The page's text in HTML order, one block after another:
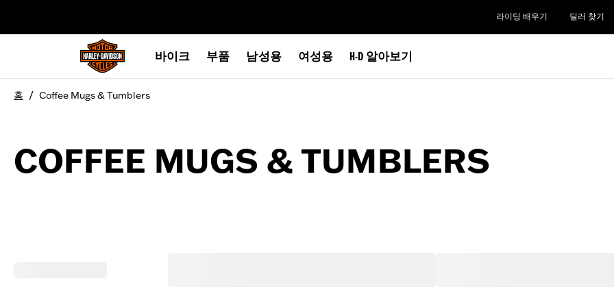
라이딩 배우기 딜러 찾기
바이크 부품 남성용 여성용 H-D 알아보기
홈 / Coffee Mugs & Tumblers
COFFEE MUGS & TUMBLERS